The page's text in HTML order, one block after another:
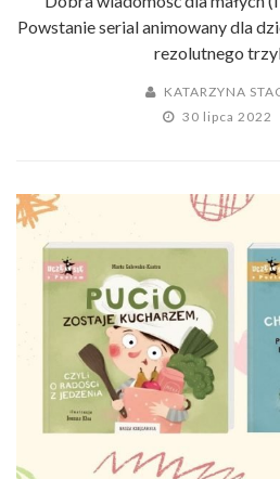
Powstanie serial animowany dla
rezolutnego
KATARZYNA
30 lipca 2022